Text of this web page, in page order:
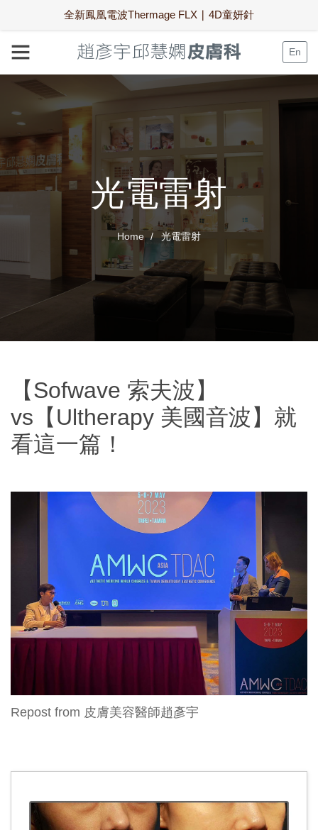
全新鳳凰電波Thermage FLX ∣ 4D童妍針
En
光電雷射
Home 光電雷射
【Sofwave 索夫波】
vs【Ultherapy 美國音波】就
看這一篇！
Repost from 皮膚美容醫師趙彥宇